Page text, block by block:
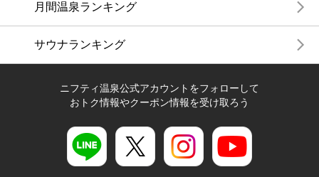
月間温泉ランキング
サウナランキング
ニフティ温泉公式アカウントをフォローして
おトク情報やクーポン情報を受け取ろう